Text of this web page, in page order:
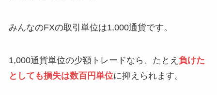
みんなのFXの取引単位は1,000通貨です。
1,000通貨単位の少額トレードなら、たとえ 負けた
としても損失は数百円単位に抑えられます。